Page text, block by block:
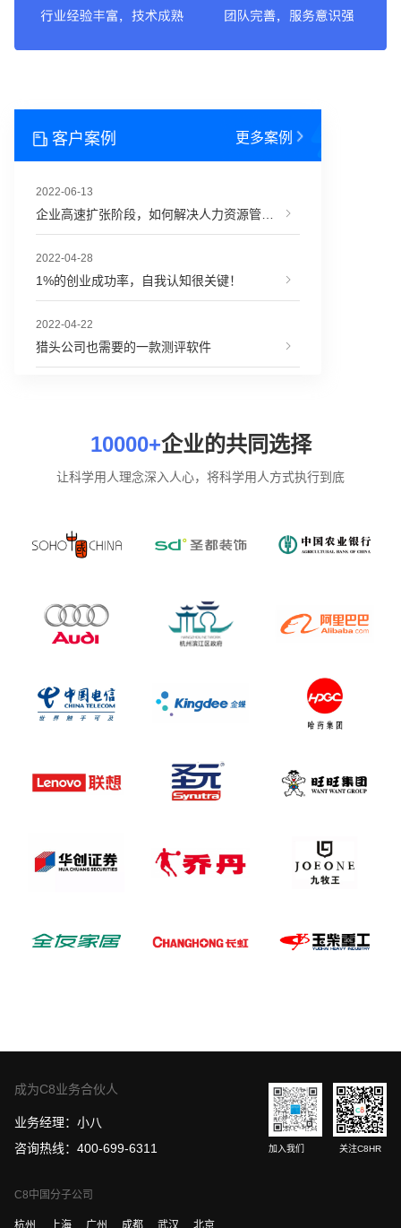
客户案例 更多案例
2022-06-13
2022-04-28
1%的创业成功率，自我认知很关键！
2022-04-22
猎头公司也需要的一款测评软件
10000+企业的共同选择
让科学用人理念深入人心，将科学用人方式执行到底
成为C8业务合伙人
业务经理：小八
咨询热线：400-699-6311
加入我们 关注C8HR
C8中国分子公司
杭州 上海 广州 成都 武汉 北京